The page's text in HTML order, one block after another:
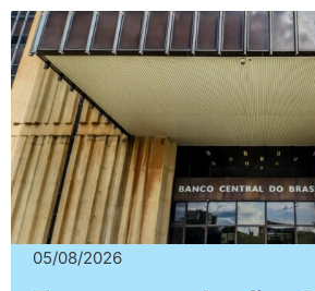
05/08/2026